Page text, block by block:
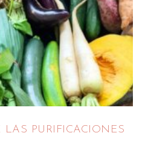
PURIFICACIONES